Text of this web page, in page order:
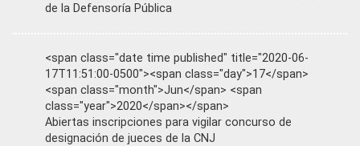
de la Defensoría Pública
<span class="date time published" title="2020-06-
17T11:51:00-0500"><span class="day">17</span>
<span class="month">Jun</span> <span
class="year">2020</span></span>
Abiertas inscripciones para vigilar concurso de
designación de jueces de la CNJ